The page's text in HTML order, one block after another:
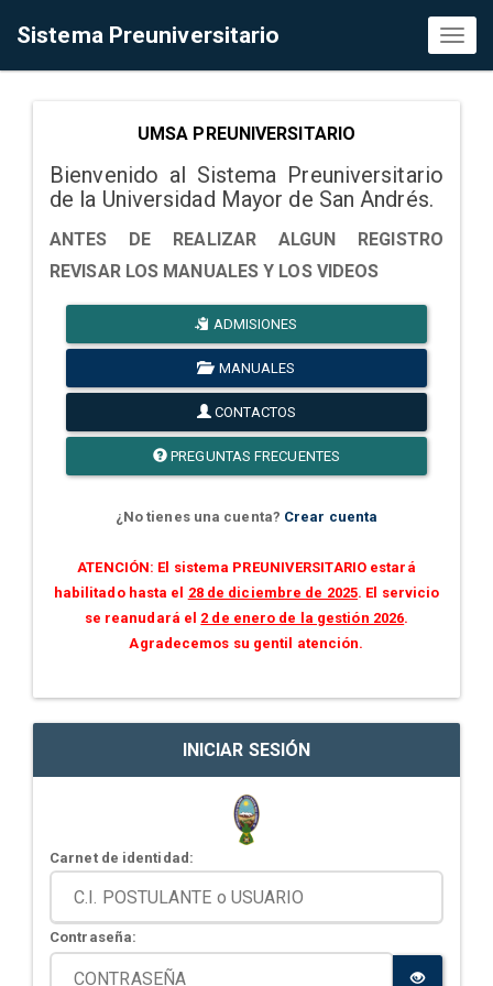
Sistema Preuniversitario
UMSA PREUNIVERSITARIO
Bienvenido al Sistema Preuniversitario
de la Universidad Mayor de San Andrés.
ANTES DE REALIZAR ALGUN REGISTRO
REVISAR LOS MANUALES Y LOS VIDEOS
ADMISIONES
MANUALES
CONTACTOS
PREGUNTAS FRECUENTES
¿No tienes una cuenta? Crear cuenta
ATENCIÓN: El sistema PREUNIVERSITARIO estará
habilitado hasta el 28 de diciembre de 2025. El servicio
se reanudará el 2 de enero de la gestión 2026.
Agradecemos su gentil atención.
INICIAR SESIÓN
Carnet de identidad:
Contraseña: